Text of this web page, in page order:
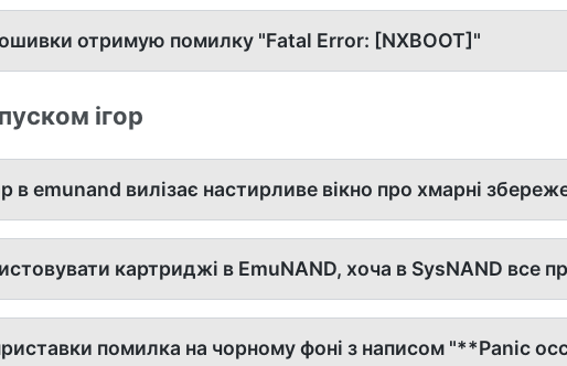
отримую помилку "Fatal Error: [NXBOOT]"
ігор
в emunand вилізає настирливе вікно про хмарні
картриджі в EmuNAND, хоча в SysNAND все
помилка на чорному фоні з написом "**Panic